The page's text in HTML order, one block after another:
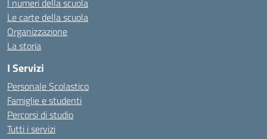
I numeri della scuola
Le carte della scuola
Organizzazione
La storia
I Servizi
Personale Scolastico
Famiglie e studenti
Percorsi di studio
Tutti i servizi